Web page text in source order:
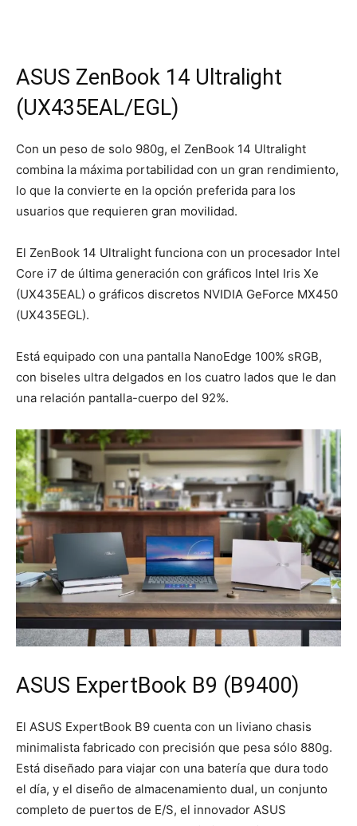
ASUS ZenBook 14 Ultralight
(UX435EAL/EGL)
Con un peso de solo 980g, el ZenBook 14 Ultralight
combina la máxima portabilidad con un gran rendimiento,
lo que la convierte en la opción preferida para los
usuarios que requieren gran movilidad.
El ZenBook 14 Ultralight funciona con un procesador Intel
Core i7 de última generación con gráficos Intel Iris Xe
(UX435EAL) o gráficos discretos NVIDIA GeForce MX450
(UX435EGL).
Está equipado con una pantalla NanoEdge 100% sRGB,
con biseles ultra delgados en los cuatro lados que le dan
una relación pantalla-cuerpo del 92%.
ASUS ExpertBook B9 (B9400)
El ASUS ExpertBook B9 cuenta con un liviano chasis
minimalista fabricado con precisión que pesa sólo 880g.
Está diseñado para viajar con una batería que dura todo
el día, y el diseño de almacenamiento dual, un conjunto
completo de puertos de E/S, el innovador ASUS